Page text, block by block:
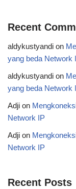
Recent
aldykustyandi on
yang beda Network
aldykustyandi on
yang beda Network
Adji on
Network IP
Adji on
Network IP
Recent Posts